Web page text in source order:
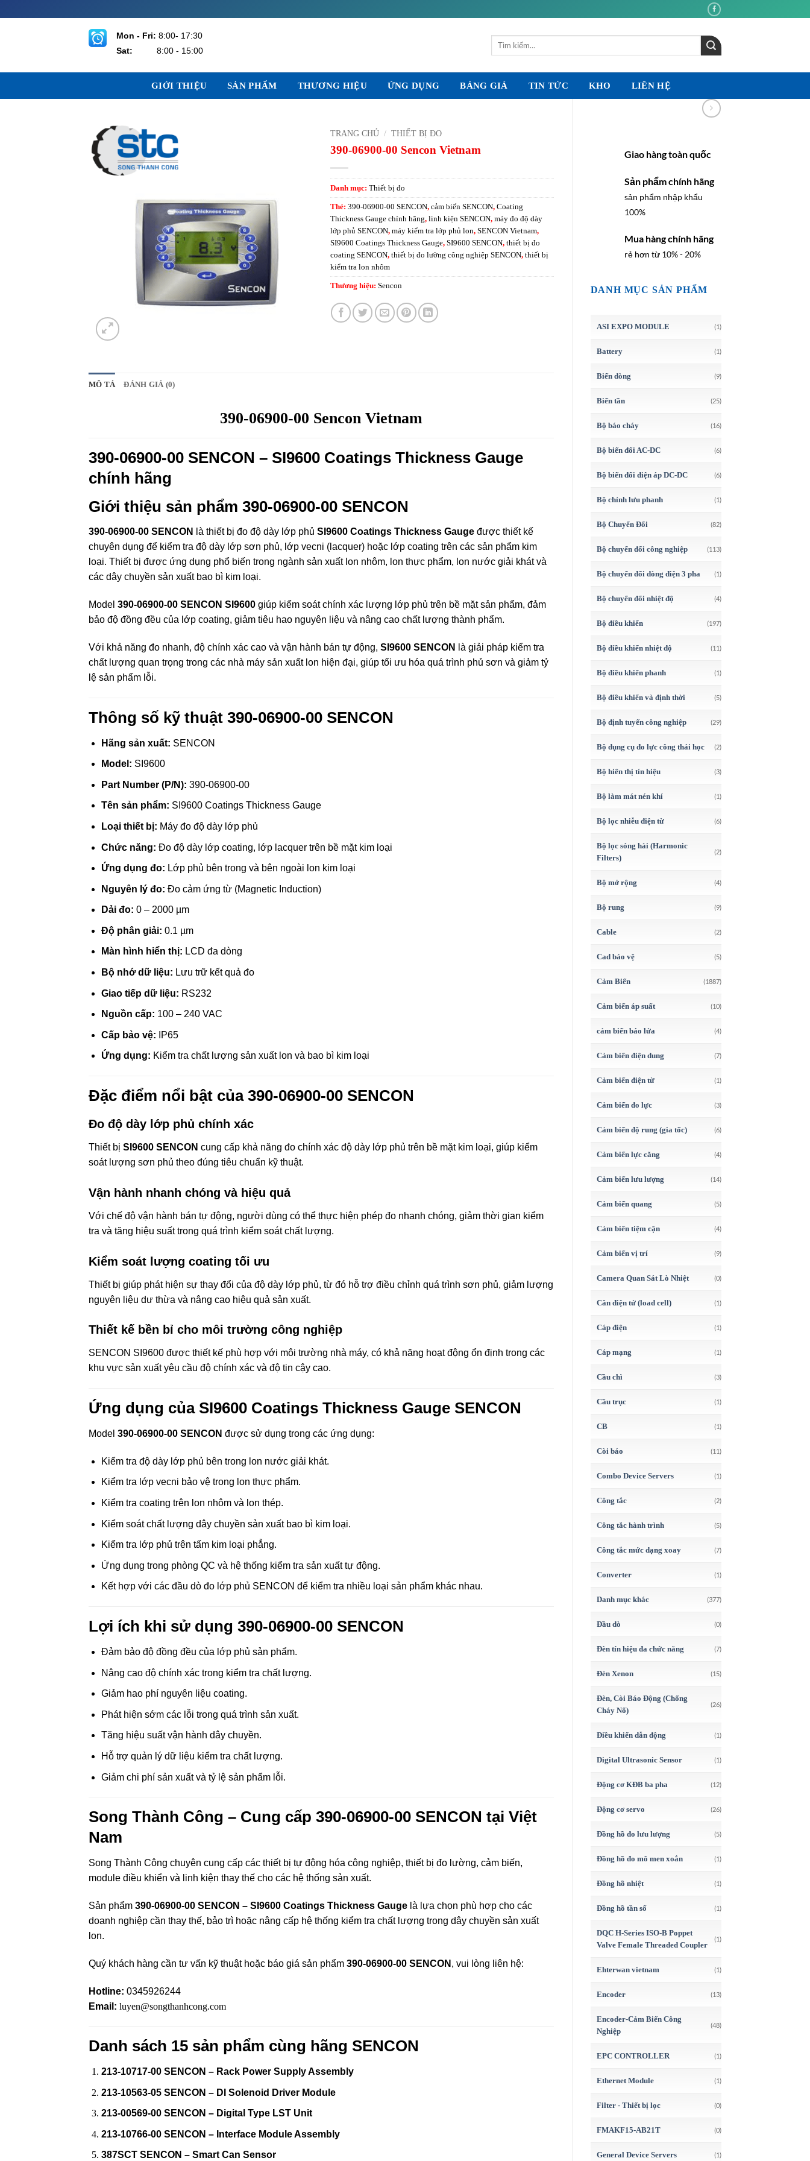
qua
Mon - Fri: 8:00- 17:30
Sat:
8:00 - 15:00
Tìm
GIỚI THIỆU SẢN PHẨM THƯƠNG HIỆU ỨNG DỤNG BẢNG GIÁ TIN TỨC KHO LIÊN HỆ
Giao hàng toàn quốc
Sản phẩm chính hãng
sản phẩm nhập khẩu
100%
Mua hàng chính hãng
rẻ hơn từ 10% - 20%
DANH MỤC SẢN PHẨM
ASI EXPO MODULE (1)
Battery (1)
Biến dòng (9)
Biến tần (25)
Bộ báo cháy (16)
Bộ biến đổi AC-DC (6)
Bộ biến đổi điện áp DC-DC (6)
Bộ chỉnh lưu phanh (1)
Bộ Chuyển Đổi (82)
Bộ chuyển đổi công nghiệp (113)
Bộ chuyển đổi dòng điện 3 pha (1)
Bộ chuyển đổi nhiệt độ (4)
Bộ điều khiển (197)
Bộ điều khiển nhiệt độ (11)
Bộ điều khiển phanh (1)
Bộ điều khiển và định thời (5)
Bộ định tuyến công nghiệp (29)
Bộ dụng cụ đo lực công thái học (2)
Bộ hiển thị tín hiệu (3)
Bộ làm mát nén khí (1)
Bộ lọc nhiễu điện từ (6)
Bộ lọc sóng hài (Harmonic
Filters)
(2)
Bộ mở rộng (4)
Bộ rung (9)
Cable (2)
Cad bảo vệ (5)
Cảm Biến (1887)
Cảm biến áp suất (10)
cảm biến báo lửa (4)
Cảm biến điện dung (7)
Cảm biến điện từ (1)
Cảm biến đo lực (3)
Cảm biến độ rung (gia tốc) (6)
Cảm biến lực căng (4)
Cảm biến lưu lượng (14)
Cảm biến quang (5)
Cảm biến tiệm cận (4)
Cảm biến vị trí (9)
Camera Quan Sát Lò Nhiệt (0)
Cân điện tử (load cell) (1)
Cáp điện (1)
Cáp mạng (1)
Cầu chì (3)
Cầu trục (1)
CB (1)
Còi báo (11)
Combo Device Servers (1)
Công tắc (2)
Công tắc hành trình (5)
Công tắc mức dạng xoay (7)
Converter (1)
Danh mục khác (377)
Đầu dò (0)
Đèn tín hiệu đa chức năng (7)
Đèn Xenon (15)
Đèn, Còi Báo Động (Chống
Cháy Nổ)
(26)
Điều khiển dẫn động (1)
Digital Ultrasonic Sensor (1)
Động cơ KĐB ba pha (12)
Động cơ servo (26)
Đồng hồ đo lưu lượng (5)
Đồng hồ đo mô men xoắn (1)
Đồng hồ nhiệt (1)
Đồng hồ tần số (1)
DQC H-Series ISO-B Poppet
Valve Female Threaded Coupler
(1)
Ehterwan vietnam (1)
Encoder (13)
Encoder-Cảm Biến Công
Nghiệp
(48)
EPC CONTROLLER (1)
Ethernet Module (1)
Filter - Thiết bị lọc (0)
FMAKF15-AB21T (0)
General Device Servers (1)
TRANG CHỦ / THIẾT BỊ ĐO
390-06900-00 Sencon Vietnam
Danh mục: Thiết bị đo
Thẻ: 390-06900-00 SENCON, cảm biến SENCON, Coating
Thickness Gauge chính hãng, linh kiện SENCON, máy đo độ dày
lớp phủ SENCON, máy kiểm tra lớp phủ lon, SENCON Vietnam,
SI9600 Coatings Thickness Gauge, SI9600 SENCON, thiết bị đo
coating SENCON, thiết bị đo lường công nghiệp SENCON, thiết bị
kiểm tra lon nhôm
Thương hiệu: Sencon
MÔ TẢ ĐÁNH GIÁ (0)
390-06900-00 Sencon Vietnam
390-06900-00 SENCON – SI9600 Coatings Thickness Gauge
chính hãng
Giới thiệu sản phẩm 390-06900-00 SENCON
390-06900-00 SENCON là thiết bị đo độ dày lớp phủ SI9600 Coatings Thickness Gauge được thiết kế
chuyên dụng để kiểm tra độ dày lớp sơn phủ, lớp vecni (lacquer) hoặc lớp coating trên các sản phẩm kim
loại. Thiết bị được ứng dụng phổ biến trong ngành sản xuất lon nhôm, lon thực phẩm, lon nước giải khát và
các dây chuyền sản xuất bao bì kim loại.
Model 390-06900-00 SENCON SI9600 giúp kiểm soát chính xác lượng lớp phủ trên bề mặt sản phẩm, đảm
bảo độ đồng đều của lớp coating, giảm tiêu hao nguyên liệu và nâng cao chất lượng thành phẩm.
Với khả năng đo nhanh, độ chính xác cao và vận hành bán tự động, SI9600 SENCON
là giải pháp kiểm tra
chất lượng quan trọng trong các nhà máy sản xuất lon hiện đại, giúp tối ưu hóa quá trình phủ sơn và giảm tỷ
lệ sản phẩm lỗi.
Thông số kỹ thuật 390-06900-00 SENCON
Hãng sản xuất: SENCON
Model: SI9600
Part Number (P/N): 390-06900-00
Tên sản phẩm: SI9600 Coatings Thickness Gauge
Loại thiết bị: Máy đo độ dày lớp phủ
Chức năng: Đo độ dày lớp coating, lớp lacquer trên bề mặt kim loại
Ứng dụng đo: Lớp phủ bên trong và bên ngoài lon kim loại
Nguyên lý đo: Đo cảm ứng từ (Magnetic Induction)
Dải đo: 0 – 2000 µm
Độ phân giải: 0.1 µm
Màn hình hiển thị: LCD đa dòng
Bộ nhớ dữ liệu: Lưu trữ kết quả đo
Giao tiếp dữ liệu: RS232
Nguồn cấp: 100 – 240 VAC
Cấp bảo vệ: IP65
Ứng dụng: Kiểm tra chất lượng sản xuất lon và bao bì kim loại
Đặc điểm nổi bật của 390-06900-00 SENCON
Đo độ dày lớp phủ chính xác
Thiết bị SI9600 SENCON cung cấp khả năng đo chính xác độ dày lớp phủ trên bề mặt kim loại, giúp kiểm
soát lượng sơn phủ theo đúng tiêu chuẩn kỹ thuật.
Vận hành nhanh chóng và hiệu quả
Với chế độ vận hành bán tự động, người dùng có thể thực hiện phép đo nhanh chóng, giảm thời gian kiểm
tra và tăng hiệu suất trong quá trình kiểm soát chất lượng.
Kiểm soát lượng coating tối ưu
Thiết bị giúp phát hiện sự thay đổi của độ dày lớp phủ, từ đó hỗ trợ điều chỉnh quá trình sơn phủ, giảm lượng
nguyên liệu dư thừa và nâng cao hiệu quả sản xuất.
Thiết kế bền bỉ cho môi trường công nghiệp
SENCON SI9600 được thiết kế phù hợp với môi trường nhà máy, có khả năng hoạt động ổn định trong các
khu vực sản xuất yêu cầu độ chính xác và độ tin cậy cao.
Ứng dụng của SI9600 Coatings Thickness Gauge SENCON
Model 390-06900-00 SENCON được sử dụng trong các ứng dụng:
Kiểm tra độ dày lớp phủ bên trong lon nước giải khát.
Kiểm tra lớp vecni bảo vệ trong lon thực phẩm.
Kiểm tra coating trên lon nhôm và lon thép.
Kiểm soát chất lượng dây chuyền sản xuất bao bì kim loại.
Kiểm tra lớp phủ trên tấm kim loại phẳng.
Ứng dụng trong phòng QC và hệ thống kiểm tra sản xuất tự động.
Kết hợp với các đầu dò đo lớp phủ SENCON để kiểm tra nhiều loại sản phẩm khác nhau.
Lợi ích khi sử dụng 390-06900-00 SENCON
Đảm bảo độ đồng đều của lớp phủ sản phẩm.
Nâng cao độ chính xác trong kiểm tra chất lượng.
Giảm hao phí nguyên liệu coating.
Phát hiện sớm các lỗi trong quá trình sản xuất.
Tăng hiệu suất vận hành dây chuyền.
Hỗ trợ quản lý dữ liệu kiểm tra chất lượng.
Giảm chi phí sản xuất và tỷ lệ sản phẩm lỗi.
Song Thành Công – Cung cấp 390-06900-00 SENCON tại Việt
Nam
Song Thành Công chuyên cung cấp các thiết bị tự động hóa công nghiệp, thiết bị đo lường, cảm biến,
module điều khiển và linh kiện thay thế cho các hệ thống sản xuất.
Sản phẩm 390-06900-00 SENCON – SI9600 Coatings Thickness Gauge là lựa chọn phù hợp cho các
doanh nghiệp cần thay thế, bảo trì hoặc nâng cấp hệ thống kiểm tra chất lượng trong dây chuyền sản xuất
lon.
Quý khách hàng cần tư vấn kỹ thuật hoặc báo giá sản phẩm 390-06900-00 SENCON , vui lòng liên hệ:
Hotline: 0345926244
Email: luyen@songthanhcong.com
Danh sách 15 sản phẩm cùng hãng SENCON
213-10717-00 SENCON – Rack Power Supply Assembly
213-10563-05 SENCON – DI Solenoid Driver Module
213-00569-00 SENCON – Digital Type LST Unit
213-10766-00 SENCON – Interface Module Assembly
387SCT SENCON – Smart Can Sensor